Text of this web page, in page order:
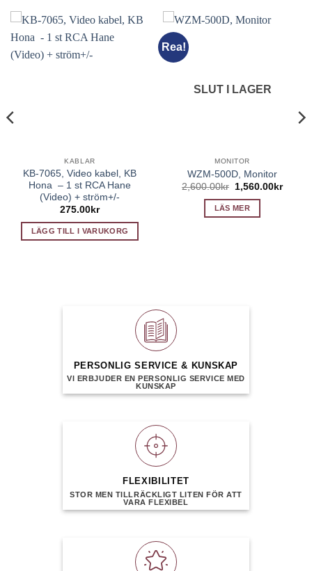
KABLAR
KB-7065, Video kabel, KB
Hona – 1 st RCA Hane
(Video) + ström+/-
275.00 kr
LÄGG TILL I VARUKORG
Rea!
SLUT I LAGER
MONITOR
WZM-500D, Monitor
2,600.00kr
Det
priset
var:
1,560.00 krDet
LÄS MER
PERSONLIG SERVICE & KUNSKAP
VI ERBJUDER EN PERSONLIG SERVICE MED
KUNSKAP
FLEXIBILITET
STOR MEN TILLRÄCKLIGT LITEN FÖR ATT
VARA FLEXIBEL